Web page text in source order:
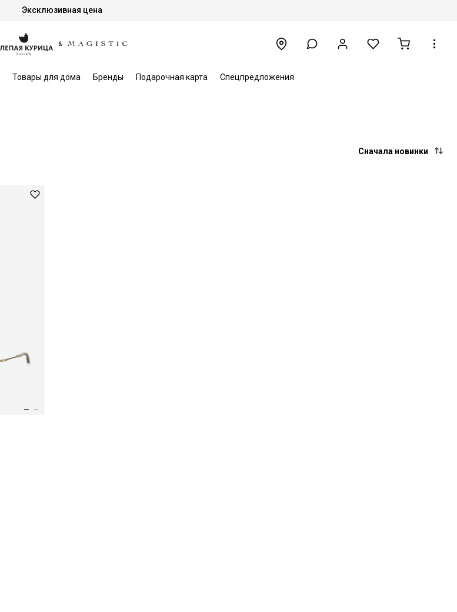
Эксклюзивная цена
Товары для дома Бренды Подарочная карта Спецпредложения
Сначала новинки